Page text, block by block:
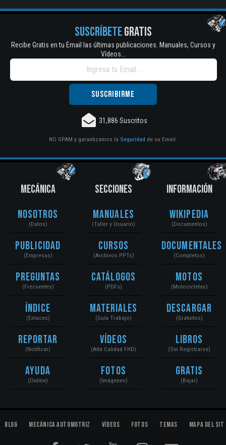
SUSCRÍBETEGRATIS
Recibe Gratis en tu Email las últimas publicaciones. Manuales, Cursos y
Vídeos...
31,886 Suscritos
NO SPAM y garantizamos la Seguridad de su Email.
MECÁNICA
Nosotros
(Datos)
Publicidad
(Empresas)
Preguntas
(Frecuentes)
Índice
(Enlaces)
Reportar
(Notificar)
Ayuda
(Online)
SECCIONES
Manuales
(Taller y Usuario)
Cursos
(Archivos PPTs)
Catálogos
(PDFs)
Materiales
(Guía Trabajo)
Vídeos
(Alta Calidad FHD)
Fotos
(Imágenes)
INFORMACIÓN
Wikipedia
(Documentos)
Documentales
(Completos)
Motos
(Motocicletas)
Descargar
(Gratuitos)
Libros
(Sin Registrarse)
Gratis
(Bajar)
Blog Mecánica Automotriz Vídeos Fotos Temas Mapa del